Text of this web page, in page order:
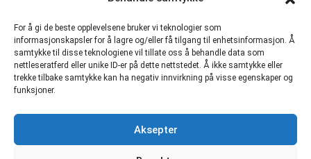
For å gi de beste opplevelsene bruker vi teknologier som
informasjonskapsler for å lagre og/eller få tilgang til enhetsinformasjon. Å
samtykke til disse teknologiene vil tillate oss å behandle data som
nettleseratferd eller unike ID-er på dette nettstedet. Å ikke samtykke eller
trekke tilbake samtykke kan ha negativ innvirkning på visse egenskaper og
funksjoner.
Aksepter
Personvern og tjenestevilkår
Cookie-erklæring (EU)